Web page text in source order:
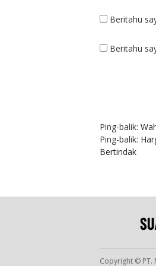
Beritahu
Beritahu
Ping-balik:
Ping-balik:
Bertindak
Copyright © PT.